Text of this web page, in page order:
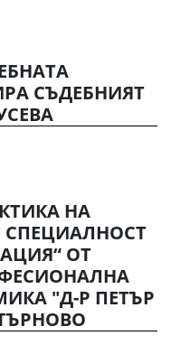
СЪДЕБНИЯТ
НА
СПЕЦИАЛНОСТ
ОТ
"Д-Р ПЕТЪР